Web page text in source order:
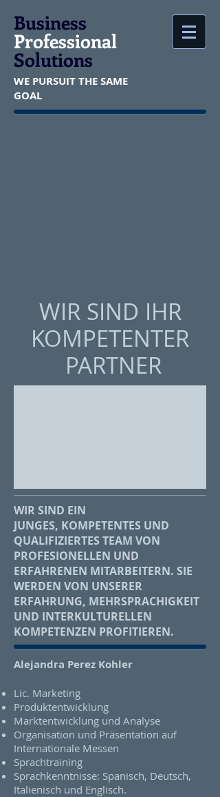
Business
Professional
Solutions
WE PURSUIT THE SAME
GOAL
WIR SIND IHR
KOMPETENTER
PARTNER
WIR SIND EIN
JUNGES, KOMPETENTES UND
QUALIFIZIERTES TEAM VON
PROFESIONELLEN UND
ERFAHRENEN MITARBEITERN. SIE
WERDEN VON UNSERER
ERFAHRUNG, MEHRSPRACHIGKEIT
UND INTERKULTURELLEN
KOMPETENZEN PROFITIEREN.
Alejandra Perez Kohler
Lic. Marketing
Produktentwicklung
Marktentwicklung und Analyse
Organisation und Präsentation auf
Internationale Messen
Sprachtraining
Sprachkenntnisse: Spanisch, Deutsch,
Italienisch und Englisch.